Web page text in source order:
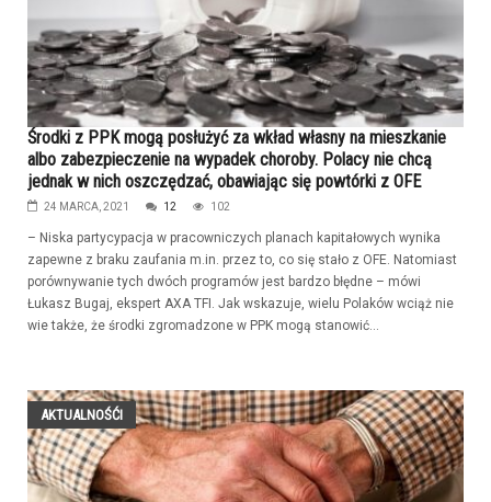
Środki z PPK mogą posłużyć za wkład własny na mieszkanie
albo zabezpieczenie na wypadek choroby. Polacy nie chcą
jednak w nich oszczędzać, obawiając się powtórki z OFE
24 MARCA, 2021 12 102
– Niska partycypacja w pracowniczych planach kapitałowych wynika
zapewne z braku zaufania m.in. przez to, co się stało z OFE. Natomiast
porównywanie tych dwóch programów jest bardzo błędne – mówi
Łukasz Bugaj, ekspert AXA TFI. Jak wskazuje, wielu Polaków wciąż nie
wie także, że środki zgromadzone w PPK mogą stanowić...
AKTUALNOŚĆI